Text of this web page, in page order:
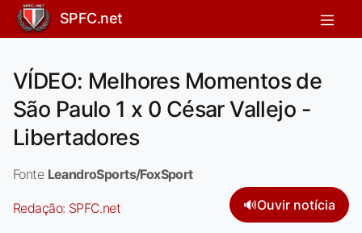
SPFC.net
VÍDEO: Melhores Momentos de
São Paulo 1 x 0 César Vallejo -
Libertadores
Fonte LeandroSports/FoxSport
Redação: SPFC.net 🔊Ouvir notícia